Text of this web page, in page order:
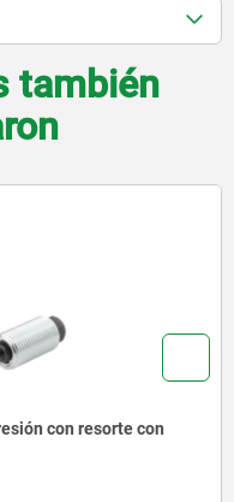
también
de montaje para
con resorte